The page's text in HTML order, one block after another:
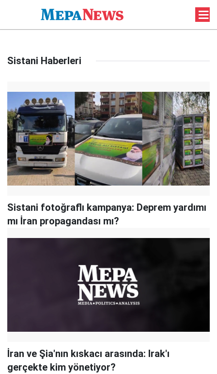
Sistani Haberleri
Sistani fotoğraflı kampanya: Deprem yardımı
mı İran propagandası mı?
İran ve Şia'nın kıskacı arasında: Irak'ı
gerçekte kim yönetiyor?